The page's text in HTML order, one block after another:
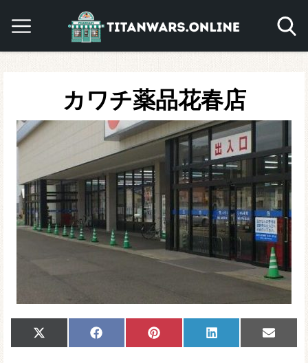
カワチ薬品花春店
Share
on
X
(Twitter)
Share
on
Facebook Share
on
Pinterest Share
on
LinkedIn
Share
on
Email